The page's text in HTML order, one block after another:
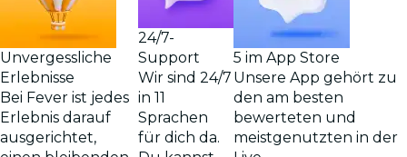
Unvergessliche
Erlebnisse
Bei Fever ist jedes
Erlebnis darauf
ausgerichtet,
24/7-
Support
Wir sind 24/7
in 11
Sprachen
für dich da.
5 im App Store
Unsere App gehört zu
den am besten
bewerteten und
meistgenutzten in der